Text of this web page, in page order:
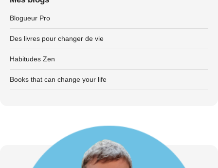
Blogueur Pro
Des livres pour changer de vie
Habitudes Zen
Books that can change your life